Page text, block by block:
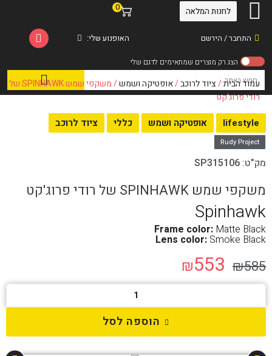
התחבר / הירשם
0
האופנוע שלי:
לחנות המלאה
עמוד הבית/ציוד לרוכב/אופטיקה ושמש
/ משקפי שמש SPINHAWK של
רודי פרוג'קט
lifestyle אופטיקה ושמש כללי ציוד לרוכב
Rudy Project
מק"ט: SP315106
משקפי שמש SPINHAWK של רודי פרוג'קט
Spinhawk
Frame color: Matte Black
Lens color: Smoke Black
₪585
₪553
הוספה לסל